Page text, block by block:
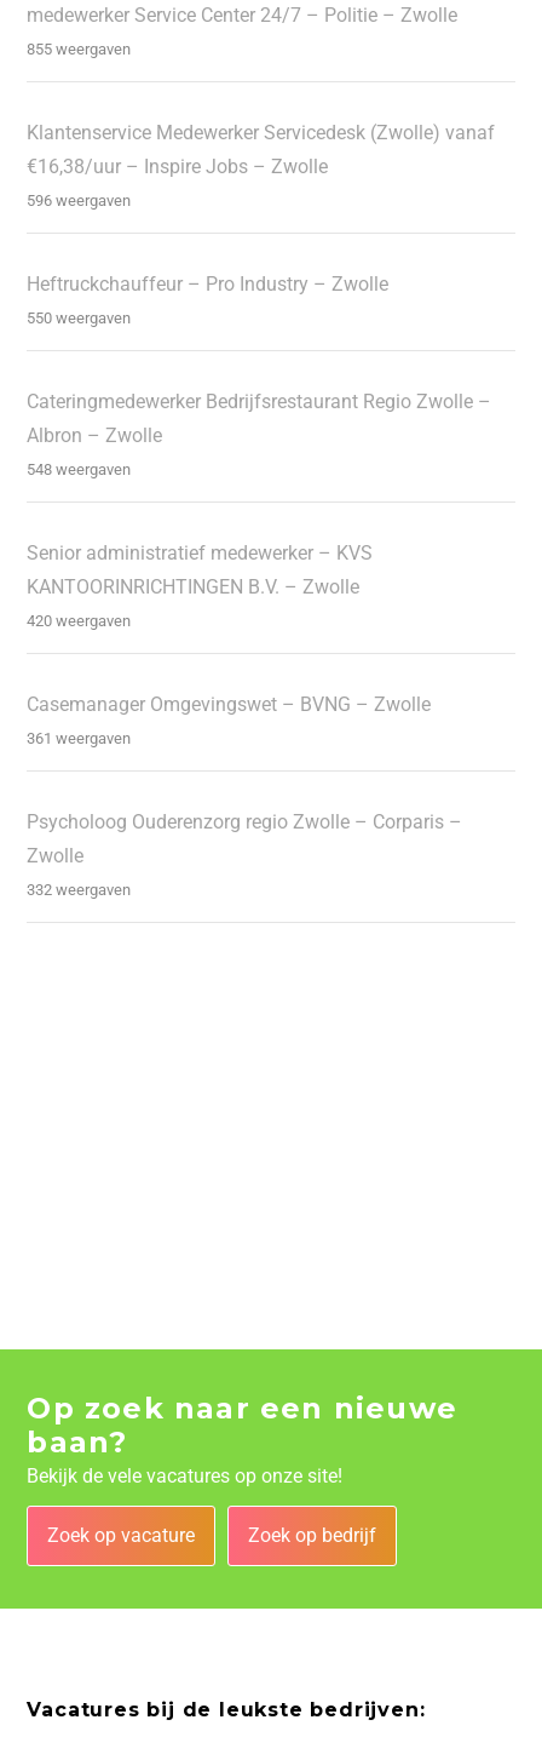
medewerker Service Center 24/7 – Politie – Zwolle
855 weergaven
Klantenservice Medewerker Servicedesk (Zwolle) vanaf
€16,38/uur – Inspire Jobs – Zwolle
596 weergaven
Heftruckchauffeur – Pro Industry – Zwolle
550 weergaven
Cateringmedewerker Bedrijfsrestaurant Regio Zwolle –
Albron – Zwolle
548 weergaven
Senior administratief medewerker – KVS
KANTOORINRICHTINGEN B.V. – Zwolle
420 weergaven
Casemanager Omgevingswet – BVNG – Zwolle
361 weergaven
Psycholoog Ouderenzorg regio Zwolle – Corparis –
Zwolle
332 weergaven
Op zoek naar een nieuwe
baan?
Bekijk de vele vacatures op onze site!
Zoek op vacature Zoek op bedrijf
Vacatures bij de leukste bedrijven: